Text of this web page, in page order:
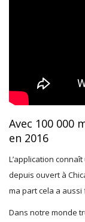
Avec 100 000
en 2016
L’application
depuis ouvert à
ma part cela a aussi
Dans notre monde